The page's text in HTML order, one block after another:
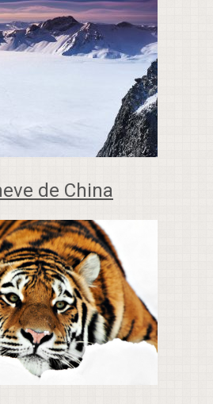
de China